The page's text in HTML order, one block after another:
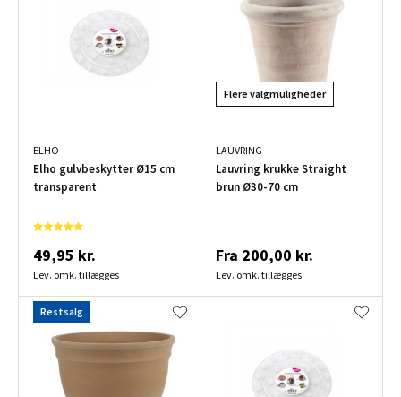
ELHO
Elho gulvbeskytter Ø15 cm
transparent
49,95 kr.
Lev. omk. tillægges
Flere valgmuligheder
LAUVRING
Lauvring krukke Straight
brun Ø30-70 cm
Fra 200,00 kr.
Lev. omk. tillægges
Restsalg